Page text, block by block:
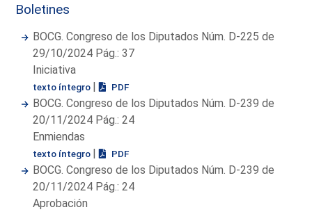
Boletines
BOCG. Congreso de los Diputados Núm. D-225 de
29/10/2024 Pág.: 37
Iniciativa
texto íntegro | PDF
BOCG. Congreso de los Diputados Núm. D-239 de
20/11/2024 Pág.: 24
Enmiendas
texto íntegro | PDF
BOCG. Congreso de los Diputados Núm. D-239 de
20/11/2024 Pág.: 24
Aprobación